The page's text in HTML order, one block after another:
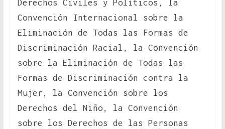
Derechos Civiles y Políticos, la
Convención Internacional sobre la
Eliminación de Todas las Formas de
Discriminación Racial, la Convención
sobre la Eliminación de Todas las
Formas de Discriminación contra la
Mujer, la Convención sobre los
Derechos del Niño, la Convención
sobre los Derechos de las Personas